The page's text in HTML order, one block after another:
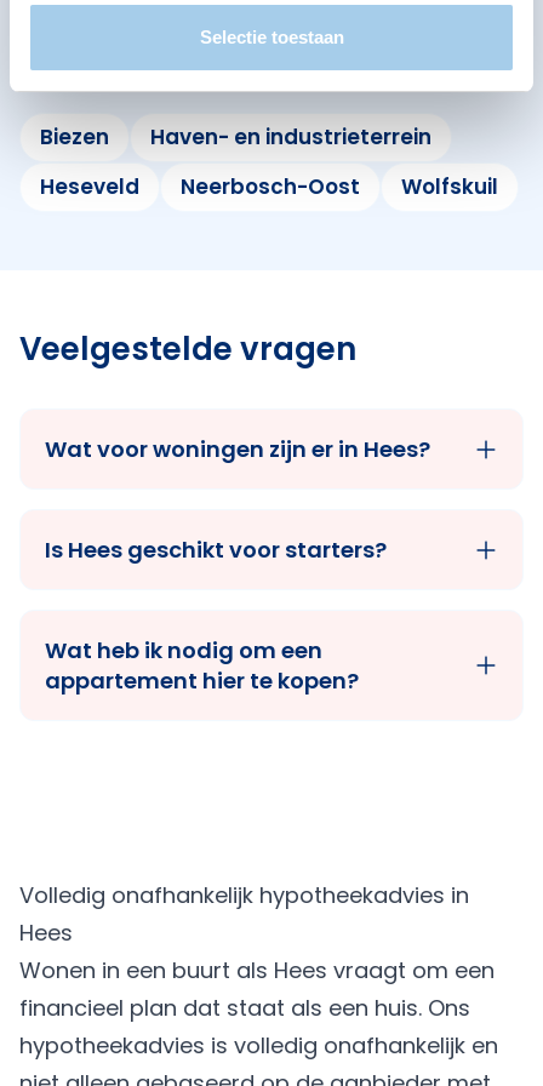
Selectie toestaan
Nijmegen
Biezen
Haven- en industrieterrein
Heseveld
Neerbosch-Oost Wolfskuil
Veelgestelde vragen
Wat voor woningen zijn er in Hees?
Is Hees geschikt voor starters?
Wat heb ik nodig om een
appartement hier te kopen?
Volledig onafhankelijk hypotheekadvies in
Hees
Wonen in een buurt als Hees vraagt om een
financieel plan dat staat als een huis. Ons
hypotheekadvies is volledig onafhankelijk en